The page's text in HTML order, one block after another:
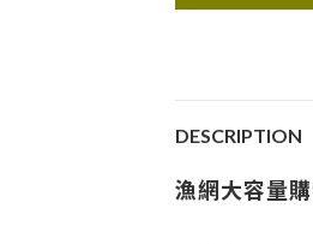
DESCRIPTION
漁網大容量